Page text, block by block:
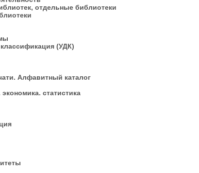
отдельные библиотеки
(УДК)
Алфавитный каталог
статистика